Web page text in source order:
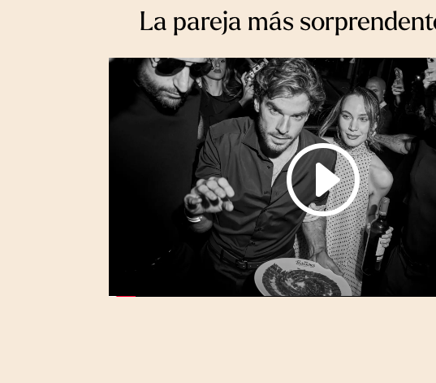
La pareja más